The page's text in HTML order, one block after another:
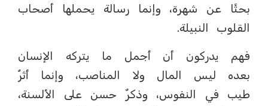
بحثًا عن شهرة، وإنما رسالة يحملها أصحاب
القلوب النبيلة.
فهم يدركون أن أجمل ما يتركه الإنسان
بعده ليس المال ولا المناصب، وإنما أثرٌ
طيب في النفوس، وذكرٌ حسن على الألسنة،